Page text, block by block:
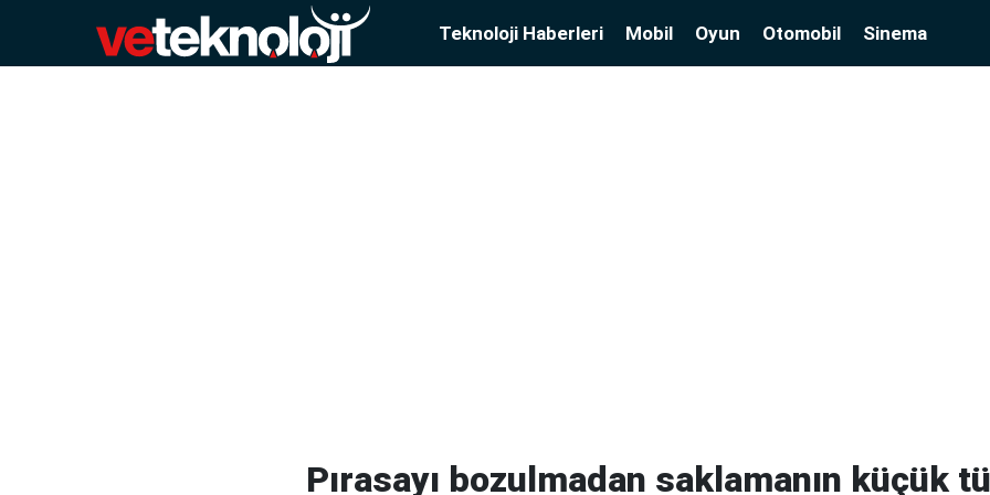
Teknoloji Haberleri Mobil Oyun Otomobil Sinema
Pırasayı bozulmadan saklamanın küçük